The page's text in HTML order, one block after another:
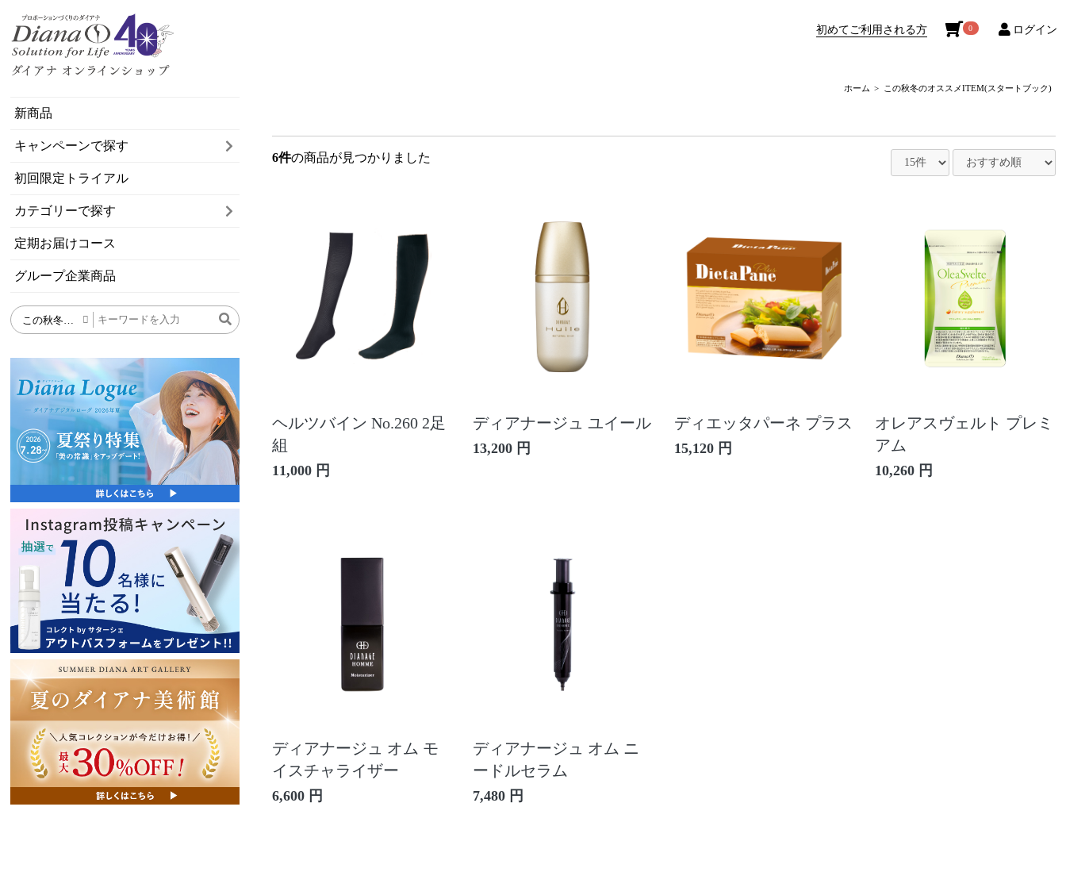
新商品
キャンペーンで探す
初回限定トライアル
カテゴリーで探す
定期お届けコース
グループ企業商品
初めてご利用される方 0 ログイン
ホーム この秋冬のオススメITEM(スタートブック)
6件の商品が見つかりました
ヘルツバイン No.260 2足
組
11,000 円
ディアナージュ ユイール
13,200 円
ディエッタパーネ プラス
15,120 円
オレアスヴェルト プレミ
アム
10,260 円
ディアナージュ オム モ
イスチャライザー
6,600 円
ディアナージュ オム ニ
ードルセラム
7,480 円